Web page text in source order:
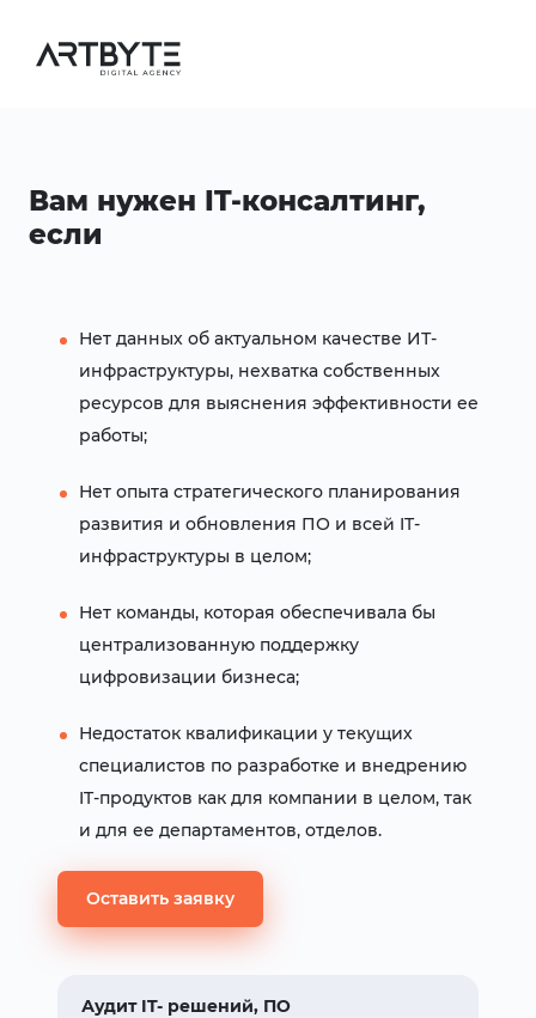
Вам нужен IT-консалтинг,
если
Нет данных об актуальном качестве ИТ-
инфраструктуры, нехватка собственных
ресурсов для выяснения эффективности ее
работы;
Нет опыта стратегического планирования
развития и обновления ПО и всей IT-
инфраструктуры в целом;
Нет команды, которая обеспечивала бы
централизованную поддержку
цифровизации бизнеса;
Недостаток квалификации у текущих
специалистов по разработке и внедрению
IT-продуктов как для компании в целом, так
и для ее департаментов, отделов.
Оставить заявку
Аудит IT- решений, ПО